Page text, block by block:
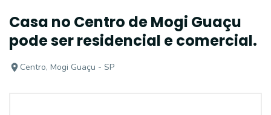
Casa no Centro de Mogi Guaçu
pode ser residencial e comercial.
Centro, Mogi Guaçu - SP